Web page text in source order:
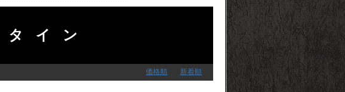
タイン
価格順 新着順